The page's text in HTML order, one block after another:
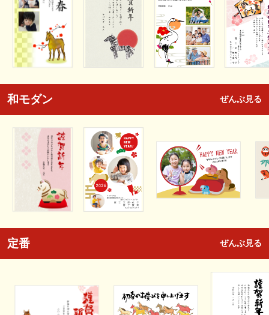
和モダン ぜんぶ見る
定番 ぜんぶ見る